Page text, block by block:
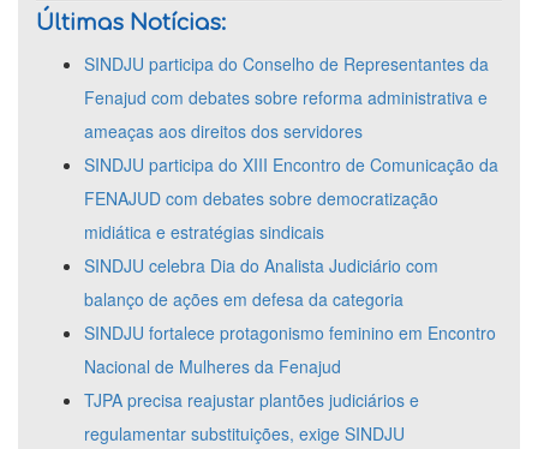
Últimas Notícias:
SINDJU participa do Conselho de Representantes da
Fenajud com debates sobre reforma administrativa e
ameaças aos direitos dos servidores
SINDJU participa do XIII Encontro de Comunicação da
FENAJUD com debates sobre democratização
midiática e estratégias sindicais
SINDJU celebra Dia do Analista Judiciário com
balanço de ações em defesa da categoria
SINDJU fortalece protagonismo feminino em Encontro
Nacional de Mulheres da Fenajud
TJPA precisa reajustar plantões judiciários e
regulamentar substituições, exige SINDJU